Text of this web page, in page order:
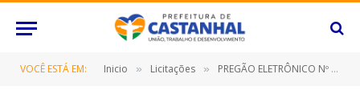
VOCÊ ESTÁ EM: Inicio » Licitações » PREGÃO ELETRÔNICO Nº 029/2022-SRP (FORNECIMENTO DE SOLUÇÃO DE OUTSOURCING DE TECNOLOGIA DA INFORMAÇÃO/TI)